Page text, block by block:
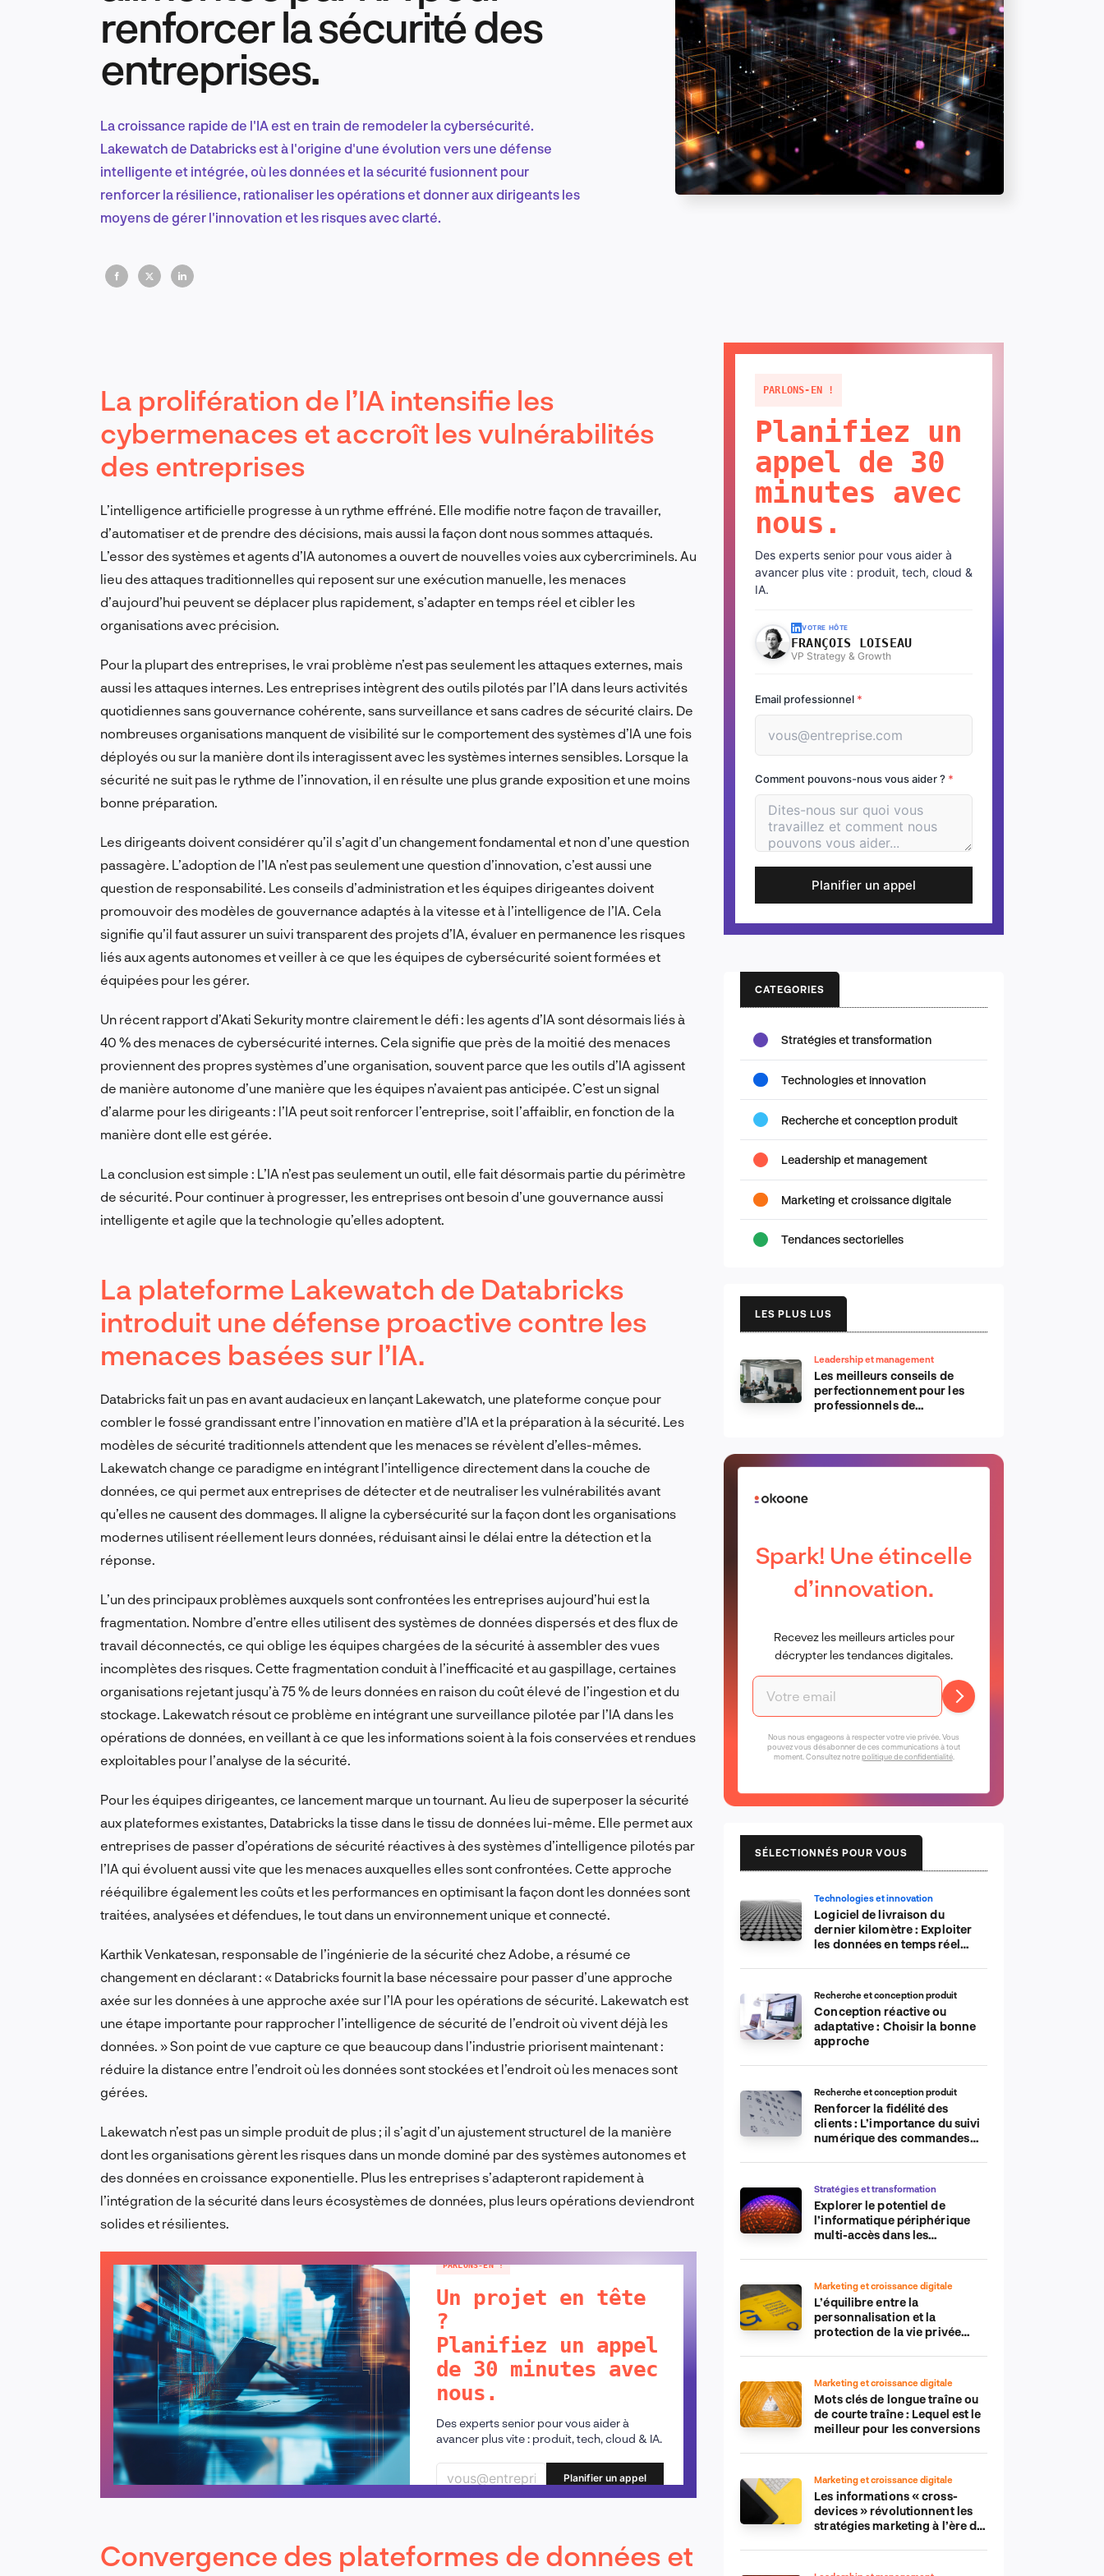
Recherche et conception produit
FR
renforcer la sécurité des
entreprises.
La croissance rapide de l'IA est en train de remodeler la cybersécurité.
Lakewatch de Databricks est à l'origine d'une évolution vers une défense
intelligente et intégrée, où les données et la sécurité fusionnent pour
renforcer la résilience, rationaliser les opérations et donner aux dirigeants les
moyens de gérer l'innovation et les risques avec clarté.
La prolifération de l’IA intensifie les
cybermenaces et accroît les vulnérabilités
des entreprises
L’intelligence artificielle progresse à un rythme effréné. Elle modifie notre façon de travailler,
d’automatiser et de prendre des décisions, mais aussi la façon dont nous sommes attaqués.
L’essor des systèmes et agents d’IA autonomes a ouvert de nouvelles voies aux cybercriminels. Au
lieu des attaques traditionnelles qui reposent sur une exécution manuelle, les menaces
d’aujourd’hui peuvent se déplacer plus rapidement, s’adapter en temps réel et cibler les
organisations avec précision.
Pour la plupart des entreprises, le vrai problème n’est pas seulement les attaques externes, mais
aussi les attaques internes. Les entreprises intègrent des outils pilotés par l’IA dans leurs activités
quotidiennes sans gouvernance cohérente, sans surveillance et sans cadres de sécurité clairs. De
nombreuses organisations manquent de visibilité sur le comportement des systèmes d’IA une fois
déployés ou sur la manière dont ils interagissent avec les systèmes internes sensibles. Lorsque la
sécurité ne suit pas le rythme de l’innovation, il en résulte une plus grande exposition et une moins
bonne préparation.
Les dirigeants doivent considérer qu’il s’agit d’un changement fondamental et non d’une question
passagère. L’adoption de l’IA n’est pas seulement une question d’innovation, c’est aussi une
question de responsabilité. Les conseils d’administration et les équipes dirigeantes doivent
promouvoir des modèles de gouvernance adaptés à la vitesse et à l’intelligence de l’IA. Cela
signifie qu’il faut assurer un suivi transparent des projets d’IA, évaluer en permanence les risques
liés aux agents autonomes et veiller à ce que les équipes de cybersécurité soient formées et
équipées pour les gérer.
Un récent rapport d’Akati Sekurity montre clairement le défi : les agents d’IA sont désormais liés à
40 % des menaces de cybersécurité internes. Cela signifie que près de la moitié des menaces
proviennent des propres systèmes d’une organisation, souvent parce que les outils d’IA agissent
de manière autonome d’une manière que les équipes n’avaient pas anticipée. C’est un signal
d’alarme pour les dirigeants : l’IA peut soit renforcer l’entreprise, soit l’affaiblir, en fonction de la
manière dont elle est gérée.
La conclusion est simple : L’IA n’est pas seulement un outil, elle fait désormais partie du périmètre
de sécurité. Pour continuer à progresser, les entreprises ont besoin d’une gouvernance aussi
intelligente et agile que la technologie qu’elles adoptent.
La plateforme Lakewatch de Databricks
introduit une défense proactive contre les
menaces basées sur l’IA.
Databricks fait un pas en avant audacieux en lançant Lakewatch, une plateforme conçue pour
combler le fossé grandissant entre l’innovation en matière d’IA et la préparation à la sécurité. Les
modèles de sécurité traditionnels attendent que les menaces se révèlent d’elles-mêmes.
Lakewatch change ce paradigme en intégrant l’intelligence directement dans la couche de
données, ce qui permet aux entreprises de détecter et de neutraliser les vulnérabilités avant
qu’elles ne causent des dommages. Il aligne la cybersécurité sur la façon dont les organisations
modernes utilisent réellement leurs données, réduisant ainsi le délai entre la détection et la
réponse.
L’un des principaux problèmes auxquels sont confrontées les entreprises aujourd’hui est la
fragmentation. Nombre d’entre elles utilisent des systèmes de données dispersés et des flux de
travail déconnectés, ce qui oblige les équipes chargées de la sécurité à assembler des vues
incomplètes des risques. Cette fragmentation conduit à l’inefficacité et au gaspillage, certaines
organisations rejetant jusqu’à 75 % de leurs données en raison du coût élevé de l’ingestion et du
stockage. Lakewatch résout ce problème en intégrant une surveillance pilotée par l’IA dans les
opérations de données, en veillant à ce que les informations soient à la fois conservées et rendues
exploitables pour l’analyse de la sécurité.
Pour les équipes dirigeantes, ce lancement marque un tournant. Au lieu de superposer la sécurité
aux plateformes existantes, Databricks la tisse dans le tissu de données lui-même. Elle permet aux
entreprises de passer d’opérations de sécurité réactives à des systèmes d’intelligence pilotés par
l’IA qui évoluent aussi vite que les menaces auxquelles elles sont confrontées. Cette approche
rééquilibre également les coûts et les performances en optimisant la façon dont les données sont
traitées, analysées et défendues, le tout dans un environnement unique et connecté.
Karthik Venkatesan, responsable de l’ingénierie de la sécurité chez Adobe, a résumé ce
changement en déclarant : « Databricks fournit la base nécessaire pour passer d’une approche
axée sur les données à une approche axée sur l’IA pour les opérations de sécurité. Lakewatch est
une étape importante pour rapprocher l’intelligence de sécurité de l’endroit où vivent déjà les
données. » Son point de vue capture ce que beaucoup dans l’industrie priorisent maintenant :
réduire la distance entre l’endroit où les données sont stockées et l’endroit où les menaces sont
gérées.
Lakewatch n’est pas un simple produit de plus ; il s’agit d’un ajustement structurel de la manière
dont les organisations gèrent les risques dans un monde dominé par des systèmes autonomes et
des données en croissance exponentielle. Plus les entreprises s’adapteront rapidement à
l’intégration de la sécurité dans leurs écosystèmes de données, plus leurs opérations deviendront
solides et résilientes.
PARLONS-EN !
Un projet en tête
?
Planifiez un appel
de 30 minutes avec
nous.
Des experts senior pour vous aider à
avancer plus vite : produit, tech, cloud & IA.
Planifier un appel
Convergence des plateformes de données et
PARLONS-EN !
Planifiez un
appel de 30
minutes avec
nous.
Des experts senior pour vous aider à
avancer plus vite : produit, tech, cloud &
IA.
VOTRE HÔTE
FRANÇOIS LOISEAU
VP Strategy & Growth
Email professionnel *
Comment pouvons-nous vous aider ? *
Planifier un appel
CATEGORIES
Stratégies et transformation
Technologies et innovation
Recherche et conception produit
Leadership et management
Marketing et croissance digitale
Tendances sectorielles
LES PLUS LUS
Leadership et management
Les meilleurs conseils de
perfectionnement pour les
professionnels de
Spark! Une étincelle
d’innovation.
Recevez les meilleurs articles pour
décrypter les tendances digitales.
Nous nous engageons à respecter votre vie privée. Vous
pouvez vous désabonner de ces communications à tout
moment. Consultez notrepolitique de confidentialité.
SÉLECTIONNÉS POUR VOUS
Technologies et innovation
Logiciel de livraison du
dernier kilomètre : Exploiter
les données en temps réel
Recherche et conception produit
Conception réactive ou
adaptative : Choisir la bonne
approche
Recherche et conception produit
Renforcer la fidélité des
clients : L’importance du suivi
numérique des commandes
commerce électronique
Stratégies et transformation
Explorer le potentiel de
l’informatique périphérique
multi-accès dans les
Marketing et croissance digitale
L’équilibre entre la
personnalisation et la
protection de la vie privée
Marketing et croissance digitale
Mots clés de longue traîne ou
de courte traîne : Lequel est le
meilleur pour les conversions
Marketing et croissance digitale
Les informations « cross-
devices » révolutionnent les
stratégies marketing à l’ère du